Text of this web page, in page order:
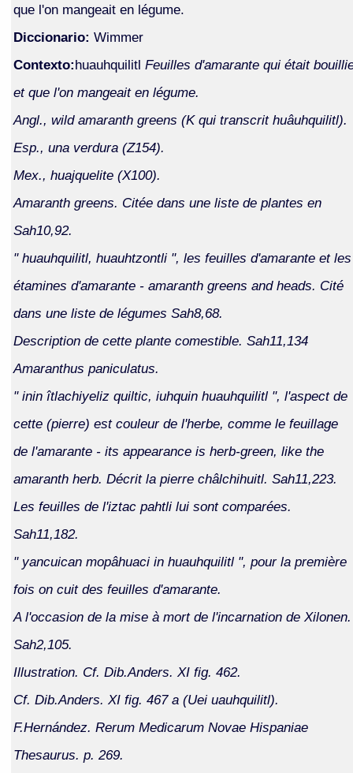
que l'on mangeait en légume.
Diccionario: Wimmer
Contexto:huauhquilitl Feuilles d'amarante qui était
et que l'on mangeait en légume.
Angl., wild amaranth greens (K qui transcrit huâuhquilitl).
Esp., una verdura (Z154).
Mex., huajquelite (X100).
Amaranth greens. Citée dans une liste de plantes en
Sah10,92.
" huauhquilitl, huauhtzontli ", les feuilles d'amarante et les
étamines d'amarante - amaranth greens and heads. Cité
dans une liste de légumes Sah8,68.
Description de cette plante comestible. Sah11,134
Amaranthus paniculatus.
" inin îtlachiyeliz quiltic, iuhquin huauhquilitl ", l'aspect de
cette (pierre) est couleur de l'herbe, comme le feuillage
de l'amarante - its appearance is herb-green, like the
amaranth herb. Décrit la pierre châlchihuitl. Sah11,223.
Les feuilles de l'iztac pahtli lui sont comparées.
Sah11,182.
" yancuican mopâhuaci in huauhquilitl ", pour la première
fois on cuit des feuilles d'amarante.
A l'occasion de la mise à mort de l'incarnation de Xilonen.
Sah2,105.
Illustration. Cf. Dib.Anders. XI fig. 462.
Cf. Dib.Anders. XI fig. 467 a (Uei uauhquilitl).
F.Hernández. Rerum Medicarum Novae Hispaniae
Thesaurus. p. 269.